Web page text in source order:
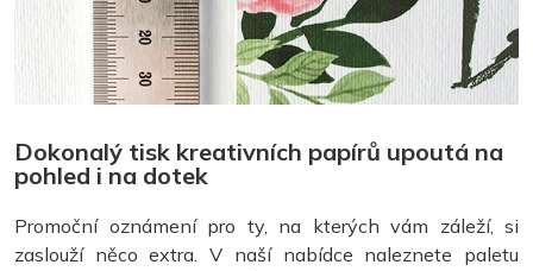
Dokonalý tisk kreativních papírů upoutá na
pohled i na dotek
Promoční oznámení pro ty, na kterých vám záleží, si
zaslouží něco extra. V naší nabídce naleznete paletu